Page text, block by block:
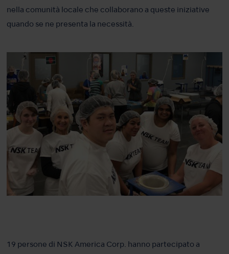
nella comunità locale che collaborano a queste iniziative
quando se ne presenta la necessità.
19 persone di NSK America Corp. hanno partecipato a